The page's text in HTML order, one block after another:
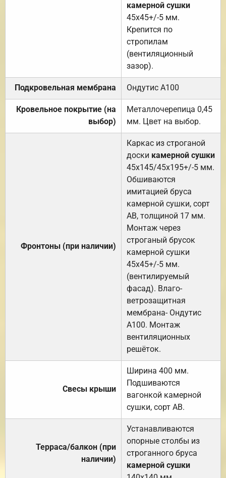
камерной сушки
45х45+/-5 мм.
Крепится по
стропилам
(вентиляционный
зазор).
Подкровельная мембрана Ондутис А100
Кровельное покрытие (на
выбор)
Металлочерепица 0,45
мм. Цвет на выбор.
Фронтоны (при наличии)
Каркас из строганой
доски камерной сушки
45х145/45х195+/-5 мм.
Обшиваются
имитацией бруса
камерной сушки, сорт
АВ, толщиной 17 мм.
Монтаж через
строганый брусок
камерной сушки
45х45+/-5 мм.
(вентилируемый
фасад). Влаго-
ветрозащитная
мембрана- Ондутис
А100. Монтаж
вентиляционных
решёток.
Свесы крыши
Ширина 400 мм.
Подшиваются
вагонкой камерной
сушки, сорт АВ.
Терраса/балкон (при
наличии)
Устанавливаются
опорные столбы из
строганного бруса
камерной сушки